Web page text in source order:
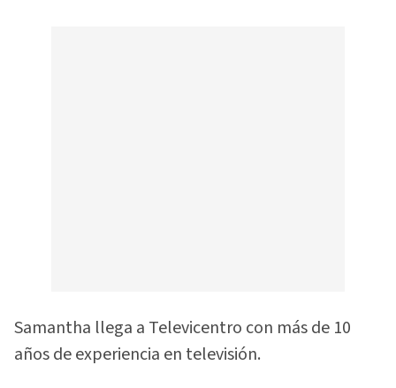
Samantha llega a Televicentro con más de 10
años de experiencia en televisión.